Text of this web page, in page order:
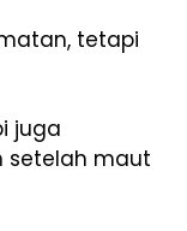
tetapi
juga
setelah maut